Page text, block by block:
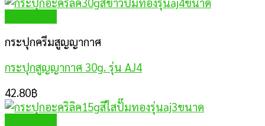
กระปุกครีมสูญญากาศ
กระปุกสูญญากาศ 30g. รุ่น AJ4
42.80฿